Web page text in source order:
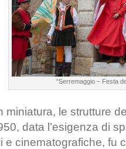
“Serremaggio – Festa
miniatura, le strutture
data l’esigenza di
e cinematografiche, fu